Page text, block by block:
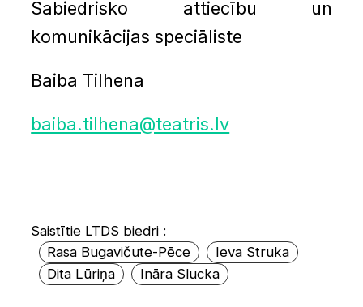
Sabiedrisko attiecību un
komunikācijas speciāliste
Baiba Tilhena
baiba.tilhena@teatris.lv
Saistītie LTDS biedri :
Rasa Bugavičute-Pēce
Ieva Struka
Dita Lūriņa
Ināra Slucka